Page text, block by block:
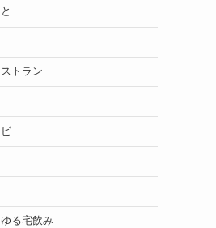
トラン
る宅飲み